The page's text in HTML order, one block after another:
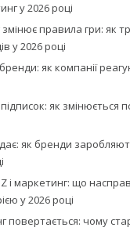
у 2026 році
правила гри: як
у 2026 році
як компанії
як змінюється
як бренди
і маркетинг: що
у 2026 році
повертається: чому